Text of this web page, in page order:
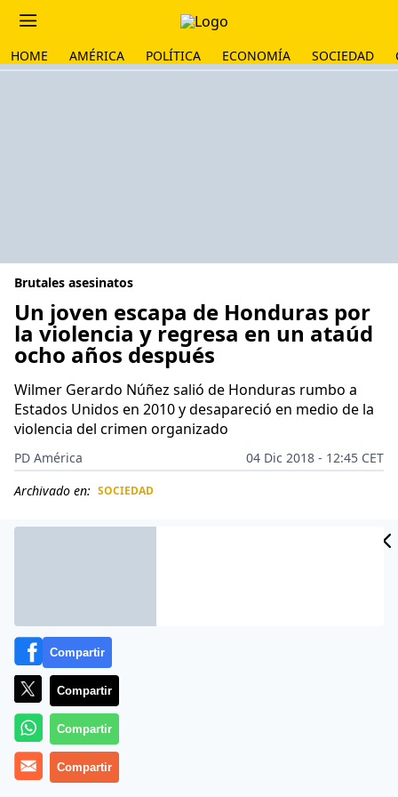
HOME AMÉRICA POLÍTICA ECONOMÍA SOCIEDAD
Brutales asesinatos
Un joven escapa de Honduras por
la violencia y regresa en un ataúd
ocho años después
Wilmer Gerardo Núñez salió de Honduras rumbo a
Estados Unidos en 2010 y desapareció en medio de la
violencia del crimen organizado
PD América
04 Dic 2018 - 12:45 CET
Archivado en: SOCIEDAD
Haydee Posadas
Compartir
Compartir
Compartir
Compartir